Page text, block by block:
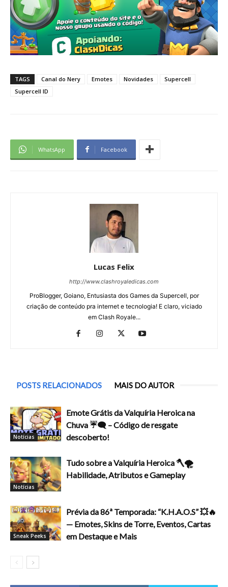
TAGS Canal do Nery Emotes Novidades
Supercell
Supercell ID
WhatsApp Facebook
Lucas Felix
http://www.clashroyaledicas.com
ProBlogger, Goiano, Entusiasta dos Games da Supercell, por
criação de conteúdo pra internet e tecnologia! E claro, viciado
em Clash Royale...
POSTS RELACIONADOS MAIS DO AUTOR
Notícias
Emote Grátis da Valquíria Heroica na
Chuva ☔🗨️ – Código de resgate
descoberto!
Notícias
Tudo sobre a Valquíria Heroica 🪓🌪️
Habilidade, Atributos e Gameplay
Sneak Peeks
Prévia da 86ª Temporada: “K.H.A.O.S” 💥🔥
— Emotes, Skins de Torre, Eventos, Cartas
em Destaque e Mais